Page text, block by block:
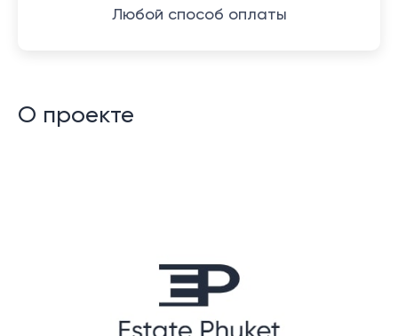
Любой способ оплаты
О проекте